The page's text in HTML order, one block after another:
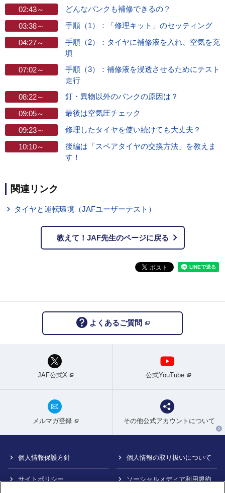
02:43～
どんなパンクも補修できるの？
03:38～
手順（1）：「修理キット」のセッティング
04:27～
手順（2）：タイヤに補修液を入れ、空気を充
填
07:02～
手順（3）：補修液を浸透させるためにテスト
走行
08:22～
釘・異物以外のパンクの原因は？
09:05～
最後は空気圧チェック
09:23～
修理したタイヤを使い続けても大丈夫？
10:10～
後編は「スペアタイヤの交換方法」を教えま
す！
関連リンク
タイヤと運転環境（JAFユーザーテスト）
教えて！JAF先生のページに戻る
よくあるご質問
JAF公式X 公式YouTube
メルマガ登録 その他公式アカウントについて
個人情報保護方針 個人情報の取り扱いについて
サイトポリシー ソーシャルメディア利用規約